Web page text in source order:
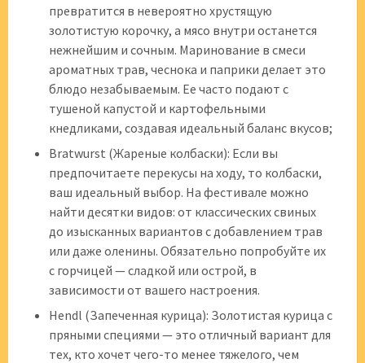
превратится в невероятно хрустящую
золотистую корочку, а мясо внутри останется
нежнейшим и сочным. Маринование в смеси
ароматных трав, чеснока и паприки делает это
блюдо незабываемым. Ее часто подают с
тушеной капустой и картофельными
кнедликами, создавая идеальный баланс вкусов;
Bratwurst (Жареные колбаски): Если вы
предпочитаете перекусы на ходу, то колбаски,
ваш идеальный выбор. На фестивале можно
найти десятки видов: от классических свиных
до изысканных вариантов с добавлением трав
или даже оленины. Обязательно попробуйте их
с горчицей — сладкой или острой, в
зависимости от вашего настроения.
Hendl (Запеченная курица): Золотистая курица с
пряными специями — это отличный вариант для
тех, кто хочет чего-то менее тяжелого, чем